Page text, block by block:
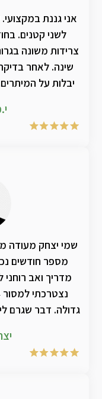
לשני קטנים.
צרידות משונה
שינה. לאחר
יבלות על
שיפור אדיר
שמי יצחק מעודה
מספר חודשים
מדריך ואב
גדולה. דבר שגרם
כרונית. תחושה
קושי עצום